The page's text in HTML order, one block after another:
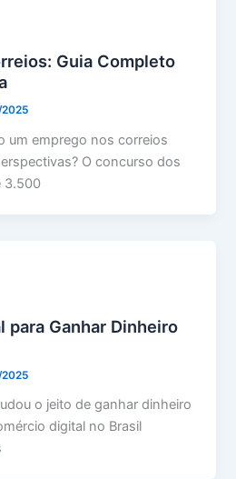
Guia Completo
um emprego nos correios
O concurso dos
3.500
para Ganhar Dinheiro
o jeito de ganhar dinheiro
digital no Brasil